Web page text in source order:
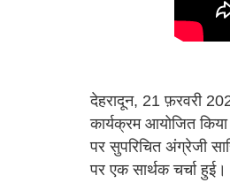
देहरादून, 21 फ़रवरी
कार्यक्रम आयोजित
पर सुपरिचित अंग्रेजी
पर एक सार्थक चर्चा हुई।